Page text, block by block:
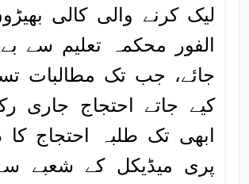
لیک کرنے والی کالی
الفور محکمہ تعلیم سے
جائے، جب تک مطالبات
کیے جاتے احتجاج جاری
ابھی تک طلبہ احتجاج کا
پری میڈیکل کے شعبے سے